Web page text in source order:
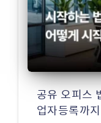
공유 오피스
업자등록까